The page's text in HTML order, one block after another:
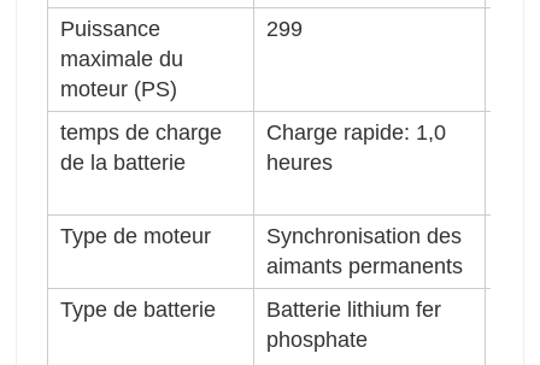
Puissance
maximale du
moteur (PS)
299
temps de charge
de la batterie
Charge rapide: 1,0
heures
Type de moteur
Synchronisation des
aimants permanents
Type de batterie
Batterie lithium fer
phosphate